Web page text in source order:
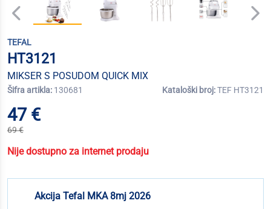
TEFAL
HT3121
MIKSER S POSUDOM QUICK MIX
Šifra artikla: 130681 Kataloški broj:TEF HT3121
47 €
69 €
Nije dostupno za internet prodaju
Akcija Tefal MKA 8mj 2026